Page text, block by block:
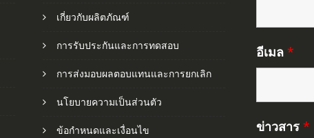
เกี่ยวกับผลิตภัณฑ์
การรับประกันและการทดสอบ
การส่งมอบผลตอบแทนและการยกเลิก
นโยบายความเป็นส่วนตัว
ข้อกำหนดและเงื่อนไข
อีเมล *
ข่าวสาร *